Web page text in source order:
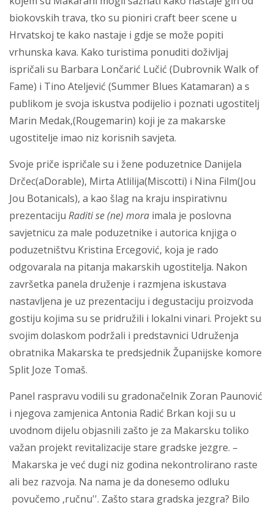
biokovskih trava, tko su pioniri craft beer scene u
Hrvatskoj te kako nastaje i gdje se može popiti
vrhunska kava. Kako turistima ponuditi doživljaj
ispričali su Barbara Lončarić Lučić (Dubrovnik Walk of
Fame) i Tino Ateljević (Summer Blues Katamaran) a s
publikom je svoja iskustva podijelio i poznati ugostitelj
Marin Medak,(Rougemarin) koji je za makarske
ugostitelje imao niz korisnih savjeta.
Svoje priče ispričale su i žene poduzetnice Danijela
Drčec(aDorable), Mirta Atlilija(Miscotti) i Nina Film(Jou
Jou Botanicals), a kao šlag na kraju inspirativnu
prezentaciju Raditi se (ne) mora imala je poslovna
savjetnicu za male poduzetnike i autorica knjiga o
poduzetništvu Kristina Ercegović, koja je rado
odgovarala na pitanja makarskih ugostitelja. Nakon
završetka panela druženje i razmjena iskustava
nastavljena je uz prezentaciju i degustaciju proizvoda
gostiju kojima su se pridružili i lokalni vinari. Projekt su
svojim dolaskom podržali i predstavnici Udruženja
obratnika Makarska te predsjednik Županijske komore
Split Joze Tomaš.
Panel raspravu vodili su gradonačelnik Zoran Paunović
i njegova zamjenica Antonia Radić Brkan koji su u
uvodnom dijelu objasnili zašto je za Makarsku toliko
važan projekt revitalizacije stare gradske jezgre. –
Makarska je već dugi niz godina nekontrolirano raste
ali bez razvoja. Na nama je da donesemo odluku
povučemo ,ručnu''. Zašto stara gradska jezgra? Bilo